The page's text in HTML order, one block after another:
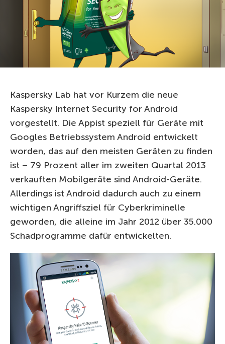
Kaspersky Lab hat vor Kurzem die neue
Kaspersky Internet Security for Android
vorgestellt. Die Appist speziell für Geräte mit
Googles Betriebssystem Android entwickelt
worden, das auf den meisten Geräten zu finden
ist – 79 Prozent aller im zweiten Quartal 2013
verkauften Mobilgeräte sind Android-Geräte.
Allerdings ist Android dadurch auch zu einem
wichtigen Angriffsziel für Cyberkriminelle
geworden, die alleine im Jahr 2012 über 35.000
Schadprogramme dafür entwickelten.